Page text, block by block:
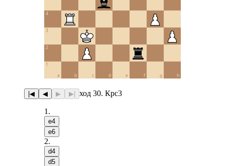
a b c d e f g h
1
2
3
4
|◀ ◀ ▶ ▶| ход 30. Крc3
1 .
e4
e6
2.
d4
d5